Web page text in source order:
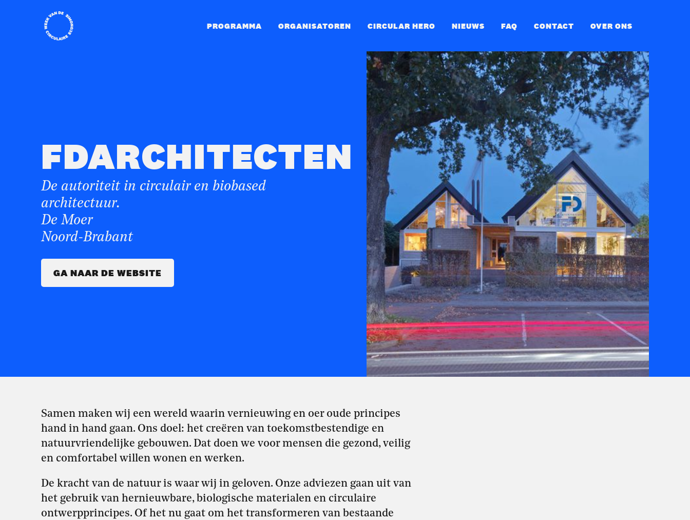
Home PROGRAMMA ORGANISATOREN CIRCULAR HERO NIEUWS FAQ CONTACT OVER ONS
FDARCHITECTEN
De autoriteit in circulair en biobased
architectuur.
De Moer
Noord-Brabant
GA NAAR DE WEBSITE
Samen maken wij een wereld waarin vernieuwing en oer oude principes
hand in hand gaan. Ons doel: het creëren van toekomstbestendige en
natuurvriendelijke gebouwen. Dat doen we voor mensen die gezond, veilig
en comfortabel willen wonen en werken.
De kracht van de natuur is waar wij in geloven. Onze adviezen gaan uit van
het gebruik van hernieuwbare, biologische materialen en circulaire
ontwerpprincipes. Of het nu gaat om het transformeren van bestaande